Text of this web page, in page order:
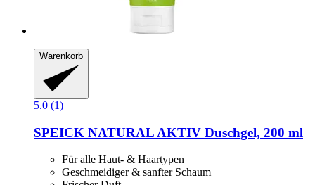
Warenkorb
5.0 (1)
SPEICK NATURAL AKTIV Duschgel, 200 ml
Für alle Haut- & Haartypen
Geschmeidiger & sanfter Schaum